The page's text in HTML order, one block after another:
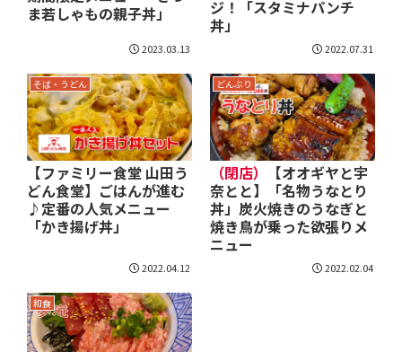
ま若しゃもの親子丼」
2023.03.13
ジ！「スタミナパンチ
丼」
2022.07.31
そば・うどん
【ファミリー食堂 山田う
どん食堂】ごはんが進む
♪定番の人気メニュー
「かき揚げ丼」
2022.04.12
どんぶり
（閉店）
【オオギヤと宇
奈とと】「名物うなとり
丼」炭火焼きのうなぎと
焼き鳥が乗った欲張りメ
ニュー
2022.02.04
和食